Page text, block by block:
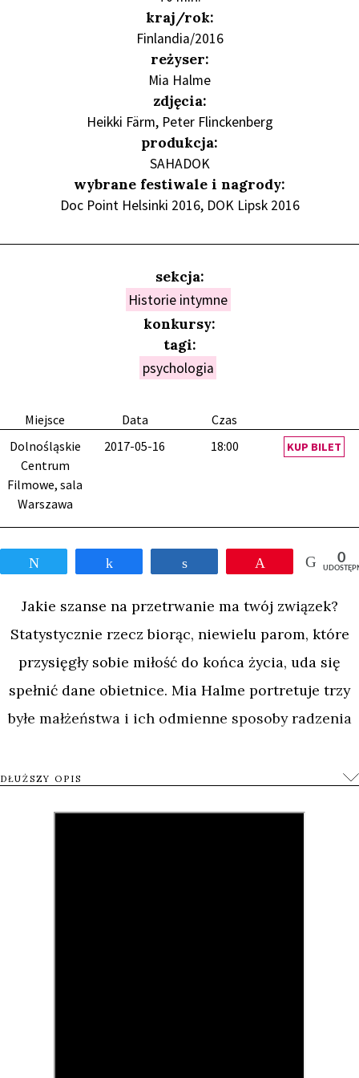
Miejsce Data
Czas
Dolnośląskie
Centrum
Filmowe, sala
Warszawa
2017-05-16 18:00 KUP BILET
Przypnij 0
Jakie szanse na przetrwanie ma twój związek?
Statystycznie rzecz biorąc, niewielu parom, które
przysięgły sobie miłość do końca życia, uda się
spełnić dane obietnice. Mia Halme portretuje trzy
byłe małżeństwa i ich odmienne sposoby radzenia
DŁUŻSZY OPIS
kraj/rok:
Finlandia/2016
reżyser:
Mia Halme
zdjęcia:
Heikki Färm, Peter Flinckenberg
produkcja:
SAHADOK
wybrane festiwale i nagrody:
Doc Point Helsinki 2016, DOK Lipsk 2016
sekcja:
Historie intymne
konkursy:
tagi:
psychologia